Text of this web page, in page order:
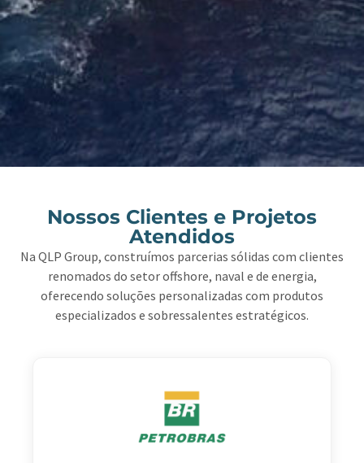
Nossos Clientes e Projetos
Atendidos
Na QLP Group, construímos parcerias sólidas com clientes
renomados do setor offshore, naval e de energia,
oferecendo soluções personalizadas com produtos
especializados e sobressalentes estratégicos.